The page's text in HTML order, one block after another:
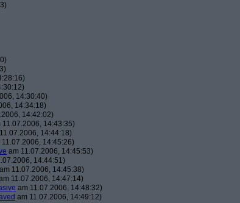
14:30:40)
14:34:18)
14:42:02)
11.07.2006, 14:43:35)
14:44:18)
11.07.2006, 14:45:26)
am 11.07.2006, 14:45:53)
14:44:51)
am 11.07.2006, 14:45:38)
11.07.2006, 14:47:14)
am 11.07.2006, 14:48:32)
am 11.07.2006, 14:49:12)